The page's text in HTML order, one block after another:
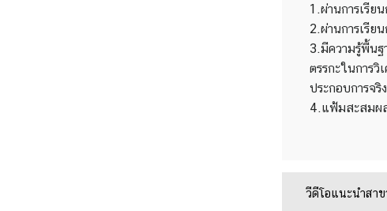
1.ผ่านการเรีย
2.ผ่านการเรีย
3.มีความรู้พื้น
ตรรกะในการ
ประกอบการจ
4.แฟ้มสะสมผ
วีดีโอแนะนำสาข